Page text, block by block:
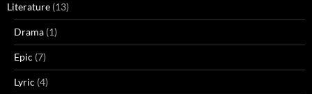
Literature (13)
Drama (1)
Epic (7)
Lyric (4)